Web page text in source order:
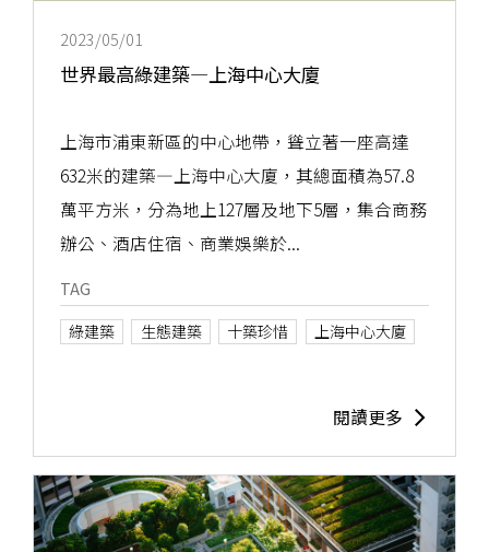
2023/05/01
世界最高綠建築—上海中心大廈
上海市浦東新區的中心地帶，聳立著一座高達
632米的建築—上海中心大廈，其總面積為57.8
萬平方米，分為地上127層及地下5層，集合商務
辦公、酒店住宿、商業娛樂於...
TAG
綠建築
生態建築 十築珍惜 上海中心大廈
閱讀更多